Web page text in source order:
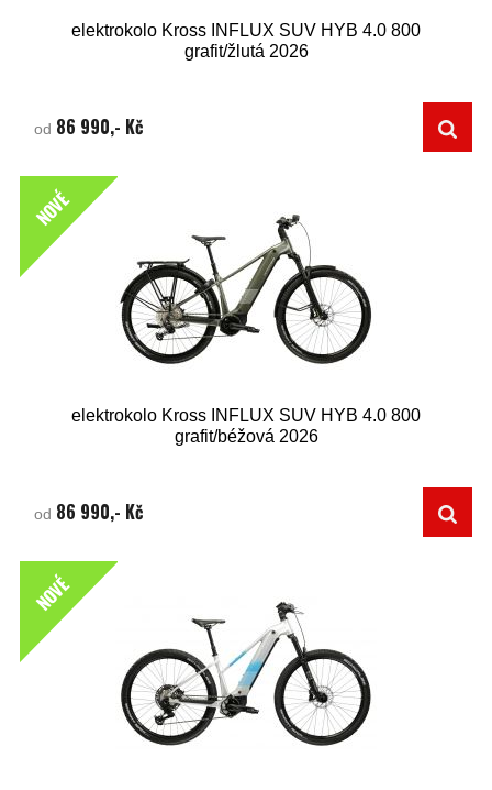
elektrokolo Kross INFLUX SUV HYB 4.0 800
grafit/žlutá 2026
od 86 990,- Kč
NOVÉ
elektrokolo Kross INFLUX SUV HYB 4.0 800
grafit/béžová 2026
od 86 990,- Kč
NOVÉ